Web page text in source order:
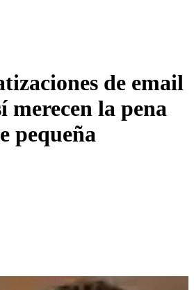
de email
merecen la pena
pequeña